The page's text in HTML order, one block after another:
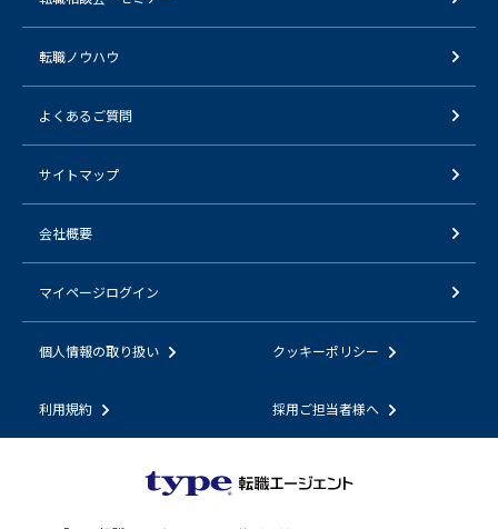
転職ノウハウ
よくあるご質問
サイトマップ
会社概要
マイページログイン
個人情報の取り扱い クッキーポリシー
利用規約 採用ご担当者様へ